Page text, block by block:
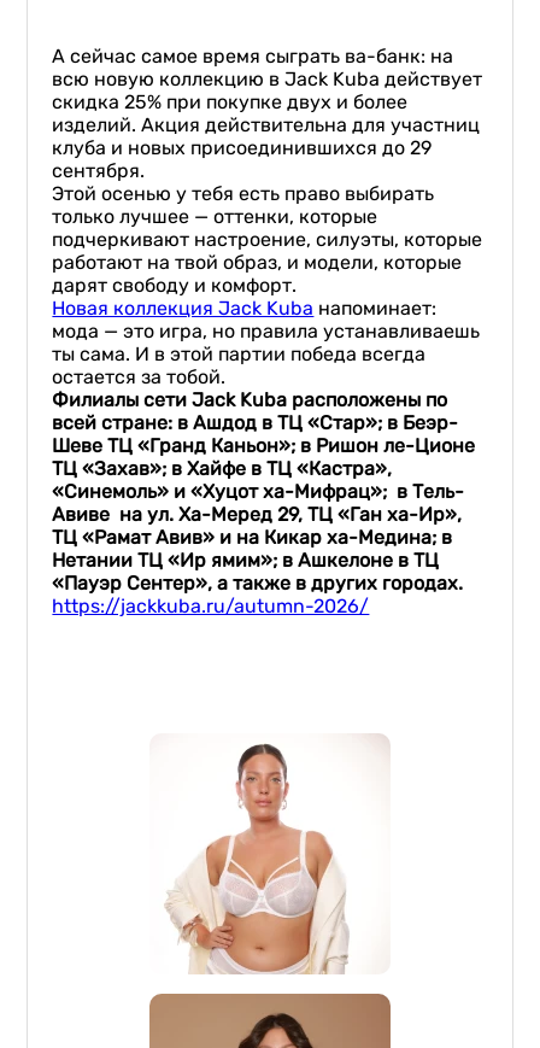
А сейчас самое время сыграть ва-банк: на
всю новую коллекцию в Jack Kuba действует
скидка 25% при покупке двух и более
изделий. Акция действительна для участниц
клуба и новых присоединившихся до 29
сентября.
Этой осенью у тебя есть право выбирать
только лучшее — оттенки, которые
подчеркивают настроение, силуэты, которые
работают на твой образ, и модели, которые
дарят свободу и комфорт.
Новая коллекция Jack Kuba напоминает:
мода — это игра, но правила устанавливаешь
ты сама. И в этой партии победа всегда
остается за тобой.
Филиалы сети Jack Kuba расположены по
всей стране: в Ашдод в ТЦ «Стар»; в Беэр-
Шеве ТЦ «Гранд Каньон»; в Ришон ле-Ционе
ТЦ «Захав»; в Хайфе в ТЦ «Кастра»,
«Синемоль» и «Хуцот ха-Мифрац»; в Тель-
Авиве на ул. Ха-Меред 29, ТЦ «Ган ха-Ир»,
ТЦ «Рамат Авив» и на Кикар ха-Медина; в
Нетании ТЦ «Ир ямим»; в Ашкелоне в ТЦ
«Пауэр Сентер», а также в других городах.
https://jackkuba.ru/autumn-2026/